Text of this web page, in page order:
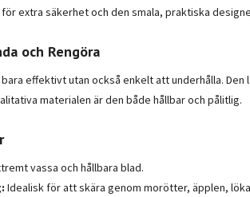
extra säkerhet och den smala, praktiska
och Rengöra
effektivt utan också enkelt att underhålla.
materialen är den både hållbar och pålitlig.
vassa och hållbara blad.
Idealisk för att skära genom morötter, äpplen,